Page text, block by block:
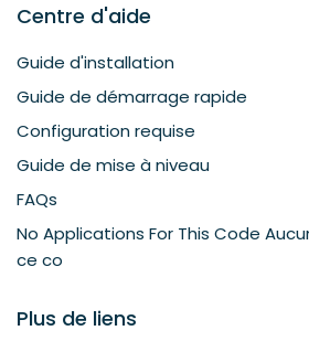
Centre d'aide
Guide d'installation
Guide de démarrage rapide
Configuration requise
Guide de mise à niveau
FAQs
No Applications For This Code
ce co
Plus de liens